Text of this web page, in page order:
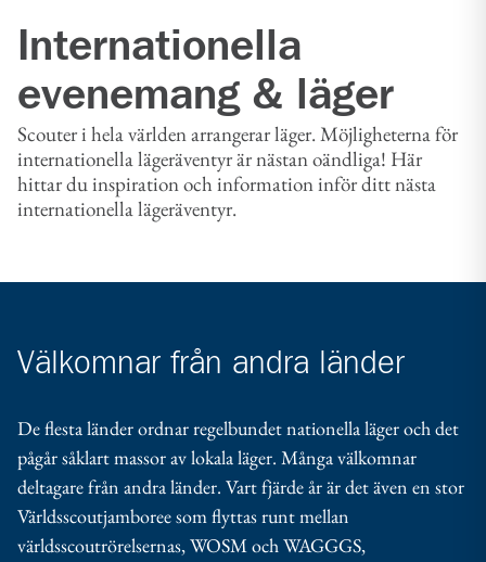
Internationella
evenemang & läger
Scouter i hela världen arrangerar läger. Möjligheterna för
internationella lägeräventyr är nästan oändliga! Här
hittar du inspiration och information inför ditt nästa
internationella lägeräventyr.
Välkomnar från andra länder
De flesta länder ordnar regelbundet nationella läger och det
pågår såklart massor av lokala läger. Många välkomnar
deltagare från andra länder. Vart fjärde år är det även en stor
Världsscoutjamboree som flyttas runt mellan
världsscoutrörelsernas, WOSM och WAGGGS,